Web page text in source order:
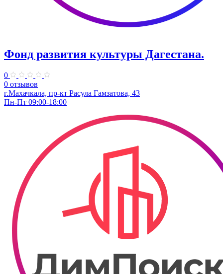
Фонд развития культуры Дагестана.
0
0 отзывов
г.Махачкала, пр-кт Расула Гамзатова, 43
Пн-Пт 09:00-18:00